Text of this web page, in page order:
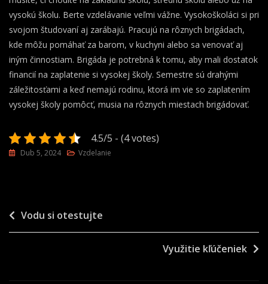
vysokú školu. Berte vzdelávanie veľmi vážne. Vysokoškoláci si pri
svojom študovaní aj zarábajú. Pracujú na rôznych brigádach,
kde môžu pomáhať za barom, v kuchyni alebo sa venovať aj
iným činnostiam. Brigáda je potrebná k tomu, aby mali dostatok
financií na zaplatenie si vysokej školy. Semestre sú drahými
záležitosťami a keď nemajú rodinu, ktorá im vie so zaplatením
vysokej školy pomôcť, musia na rôznych miestach brigádovať.
4.5/5 - (4 votes)
Dub 5, 2024 Vzdelanie
Navigace
pro
Vodu si otestujte
Využitie kľúčeniek